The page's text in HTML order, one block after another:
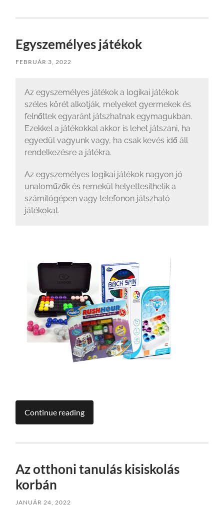
Egyszemélyes játékok
FEBRUÁR 3, 2022
Az egyszemélyes játékok a logikai játékok
széles körét alkotják, melyeket gyermekek és
felnőttek egyaránt játszhatnak egymagukban.
Ezekkel a játékokkal akkor is lehet játszani, ha
egyedül vagyunk vagy, ha csak kevés idő áll
rendelkezésre a játékra.
Az egyszemélyes logikai játékok nagyon jó
unaloműzők és remekül helyettesíthetik a
számítógépen vagy telefonon játszható
játékokat.
Continue reading
Az otthoni tanulás kisiskolás
korbán
JANUÁR 24, 2022